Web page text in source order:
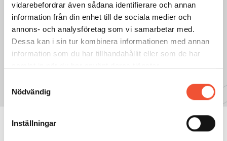
vidarebefordrar även sådana identifierare och annan
information från din enhet till de sociala medier och
annons- och analysföretag som vi samarbetar med.
Dessa kan i sin tur kombinera informationen med annan
information som du har tillhandahållit eller som de har
Nödvändig
Inställningar
GÅ TILL NÄSTA SIDA:
1.6 Bearbetning